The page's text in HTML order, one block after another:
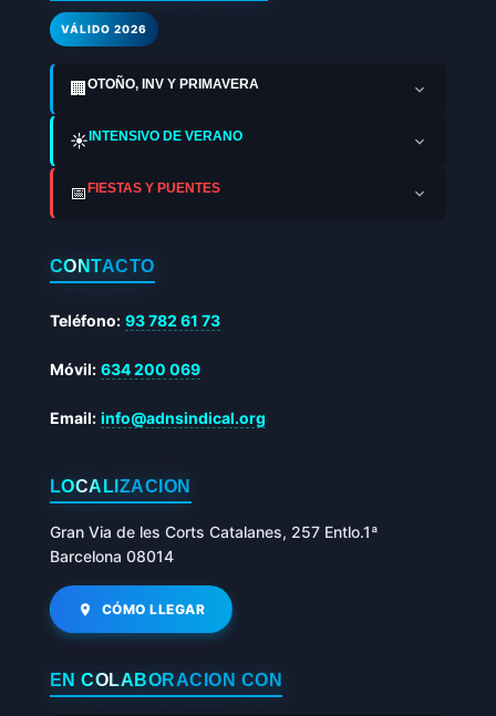
VÁLIDO 2026
🏢 OTOÑO, INV Y PRIMAVERA
☀️INTENSIVO DE VERANO
📅FIESTAS Y PUENTES
CONTACTO
Teléfono: 93 782 61 73
Móvil: 634 200 069
Email: info@adnsindical.org
LOCALIZACIÓN
Gran Via de les Corts Catalanes, 257 Entlo.1ª
Barcelona 08014
CÓMO LLEGAR
EN COLABORACIÓN CON